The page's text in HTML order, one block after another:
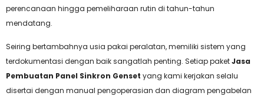
perencanaan hingga pemeliharaan rutin di tahun-tahun
mendatang.
Seiring bertambahnya usia pakai peralatan, memiliki sistem yang
terdokumentasi dengan baik sangatlah penting. Setiap paketJasa
Pembuatan Panel Sinkron Genset yang kami kerjakan selalu
disertai dengan manual pengoperasian dan diagram pengabelan